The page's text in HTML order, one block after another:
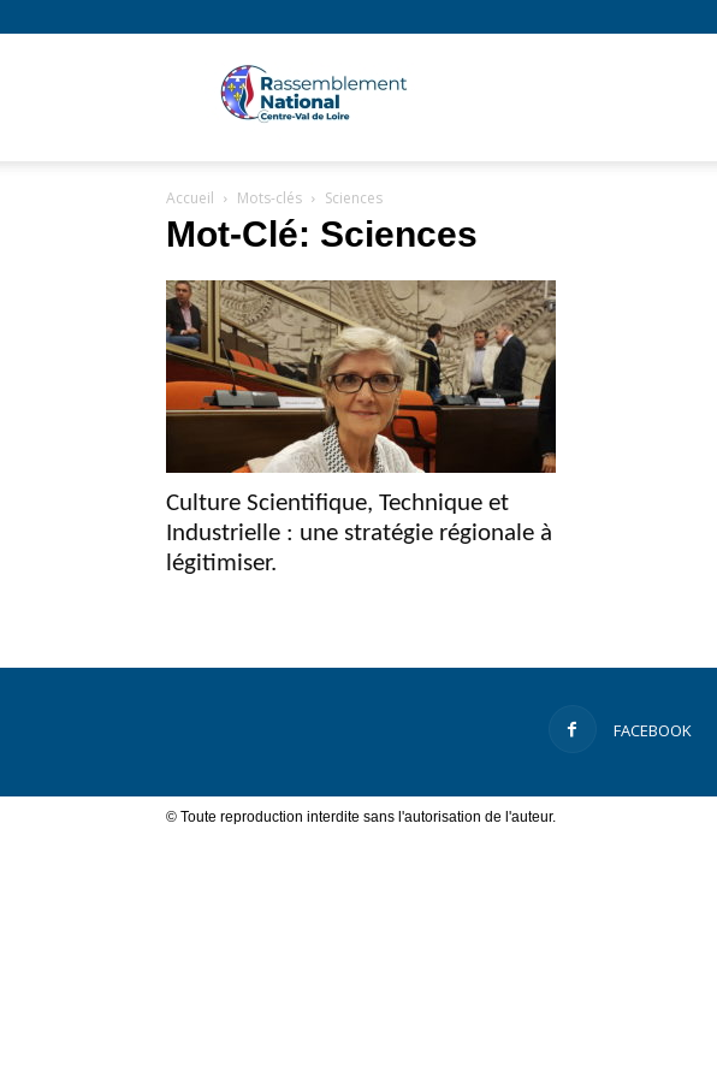
National
Région
Centre
Accueil Mots-clés Sciences
Mot-Clé: Sciences
Culture Scientifique, Technique et
Industrielle : une stratégie régionale à
légitimiser.
FACEBOOK
© Toute reproduction interdite sans l'autorisation de l'auteur.